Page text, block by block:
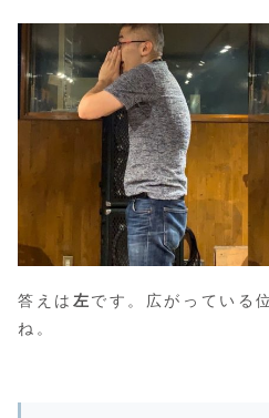
答えは 左です。広がっている
ね。